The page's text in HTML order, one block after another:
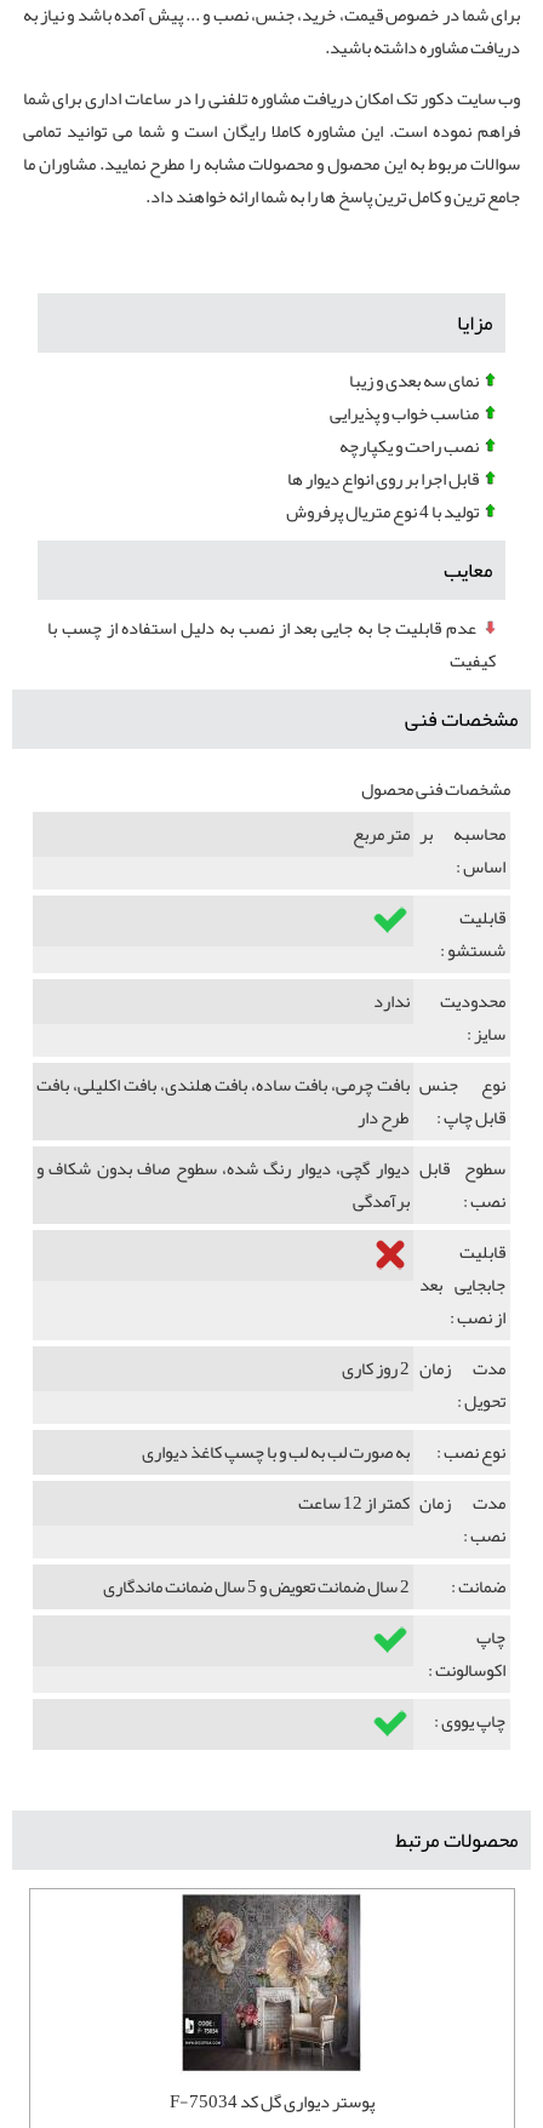
برای شما در خصوص قیمت، خرید، جنس، نصب و ... پیش آمده باشد و نیاز به
دریافت مشاوره داشته باشید.
وب سایت دکور تک امکان دریافت مشاوره تلفنی را در ساعات اداری برای شما
فراهم نموده است. این مشاوره کاملا رایگان است و شما می توانید تمامی
سوالات مربوط به این محصول و محصولات مشابه را مطرح نمایید. مشاوران ما
جامع ترین و کامل ترین پاسخ ها را به شما ارائه خواهند داد.
مزایا
نمای سه بعدی و زیبا
مناسب خواب و پذیرایی
نصب راحت و یکپارچه
قابل اجرا بر روی انواع دیوار ها
تولید با 4 نوع متریال پرفروش
معایب
عدم قابلیت جا به جایی بعد از نصب به دلیل استفاده از چسب با
کیفیت
مشخصات فنی
مشخصات فنی محصول
محاسبه بر
اساس :
متر مربع
قابلیت
شستشو :
محدودیت
سایز :
ندارد
نوع جنس
قابل چاپ :
بافت چرمی، بافت ساده، بافت هلندی، بافت اکلیلی، بافت
طرح دار
سطوح قابل
نصب :
دیوار گچی، دیوار رنگ شده، سطوح صاف بدون شکاف و
برآمدگی
قابلیت
جابجایی بعد
از نصب :
مدت زمان
تحویل :
2 روز کاری
نوع نصب :
به صورت لب به لب و با چسپ کاغذ دیواری
مدت زمان
نصب :
کمتر از 12 ساعت
ضمانت :
2 سال ضمانت تعویض و 5 سال ضمانت ماندگاری
چاپ
اکوسالونت :
چاپ یووی :
محصولات مرتبط
پوستر دیواری گل کد F-75034